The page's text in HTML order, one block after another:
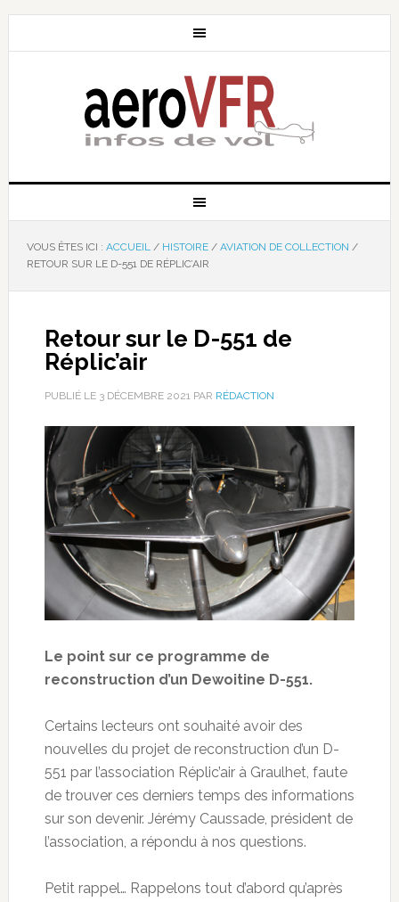
VOUS ÊTES ICI : ACCUEIL / HISTOIRE / AVIATION DE COLLECTION /
RETOUR SUR LE D-551 DE RÉPLIC’AIR
Retour sur le D-551 de
Réplic’air
PUBLIÉ LE 3 DÉCEMBRE 2021PAR RÉDACTION
Le point sur ce programme de
reconstruction d’un Dewoitine D-551.
Certains lecteurs ont souhaité avoir des
nouvelles du projet de reconstruction d’un D-
551 par l’association Réplic’air à Graulhet, faute
de trouver ces derniers temps des informations
sur son devenir. Jérémy Caussade, président de
l’association, a répondu à nos questions.
Petit rappel… Rappelons tout d’abord qu’après